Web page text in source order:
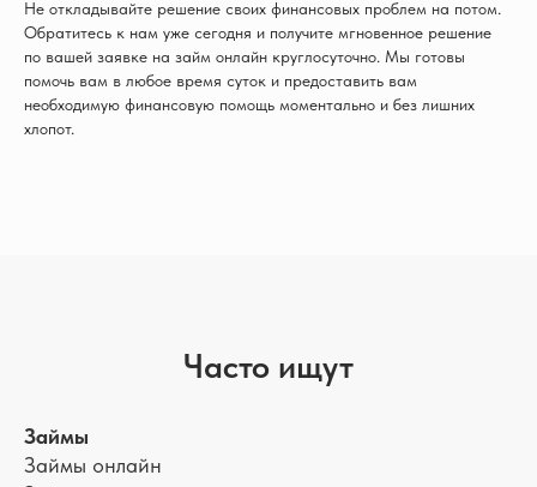
Не откладывайте решение своих финансовых проблем на потом.
Обратитесь к нам уже сегодня и получите мгновенное решение
по вашей заявке на займ онлайн круглосуточно. Мы готовы
помочь вам в любое время суток и предоставить вам
необходимую финансовую помощь моментально и без лишних
хлопот.
Часто ищут
Займы
Займы онлайн